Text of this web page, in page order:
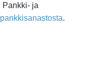
Pankki- ja
pankkisanastosta.